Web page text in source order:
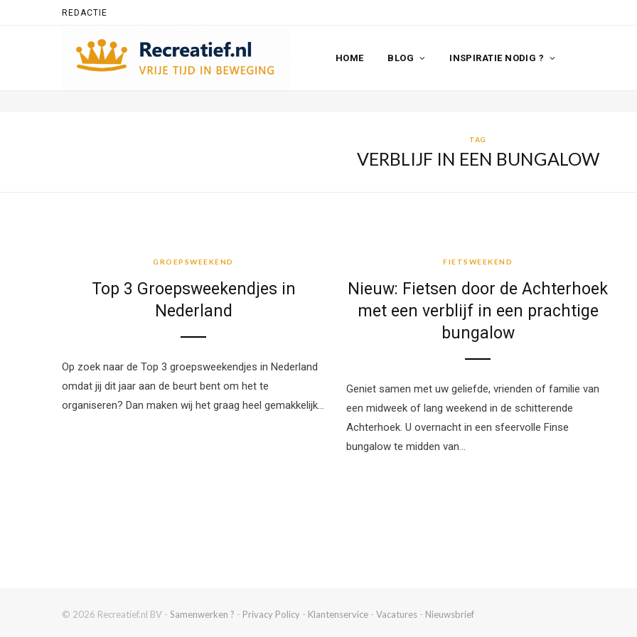
REDACTIE
HOME BLOG INSPIRATIE NODIG ?
TAG
VERBLIJF IN EEN BUNGALOW
GROEPSWEEKEND
Top 3 Groepsweekendjes in
Nederland
Op zoek naar de Top 3 groepsweekendjes in Nederland
omdat jij dit jaar aan de beurt bent om het te
organiseren? Dan maken wij het graag heel gemakkelijk…
FIETSWEEKEND
Nieuw: Fietsen door de Achterhoek
met een verblijf in een prachtige
bungalow
Geniet samen met uw geliefde, vrienden of familie van
een midweek of lang weekend in de schitterende
Achterhoek. U overnacht in een sfeervolle Finse
bungalow te midden van…
© 2026 Recreatief.nl BV - Samenwerken ? - Privacy Policy - Klantenservice - Vacatures - Nieuwsbrief